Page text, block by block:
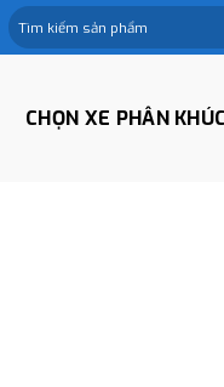
Tìm
kiếm:
CHỌN XE PHÂN KHÚC